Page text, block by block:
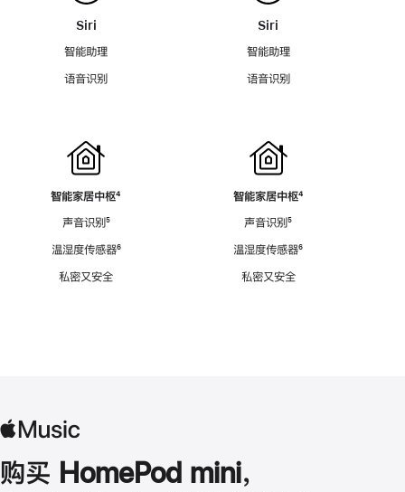
Siri
智能助理
语音识别
智能家居中枢脚
⁴
声音识别脚
⁵
温湿度传感器脚
⁶
私密又安全
Siri
智能助理
语音识别
智能家居中枢脚
⁴
声音识别脚
⁵
温湿度传感器脚
⁶
私密又安全
购买 HomePod mini，